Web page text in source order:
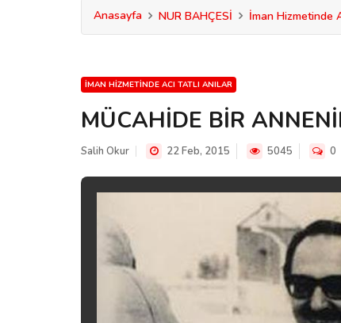
Anasayfa NUR BAHÇESİ İman Hizmetinde
İMAN HIZMETINDE ACI TATLI ANILAR
MÜCAHİDE BİR
Salih Okur 22 Feb, 2015 5045 0